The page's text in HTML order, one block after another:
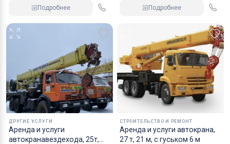
Подробнее Подробнее
ДРУГИЕ УСЛУГИ
Аренда и услуги
автокранавездехода, 25т,
СТРОИТЕЛЬСТВО И РЕМОНТ
Аренда и услуги автокрана,
27 т, 21 м, с гуськом 6 м